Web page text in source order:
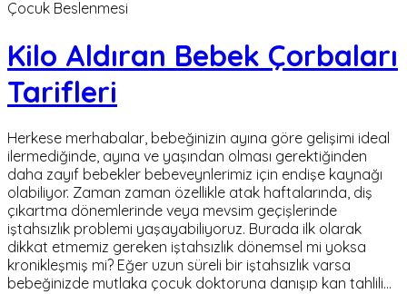
Çocuk Beslenmesi
Kilo Aldıran Bebek Çorbaları
Tarifleri
Herkese merhabalar, bebeğinizin ayına göre gelişimi ideal
ilermediğinde, ayına ve yaşından olması gerektiğinden
daha zayıf bebekler bebeveynlerimiz için endişe kaynağı
olabiliyor. Zaman zaman özellikle atak haftalarında, diş
çıkartma dönemlerinde veya mevsim geçişlerinde
iştahsızlık problemi yaşayabiliyoruz. Burada ilk olarak
dikkat etmemiz gereken iştahsızlık dönemsel mi yoksa
kronikleşmiş mi? Eğer uzun süreli bir iştahsızlık varsa
bebeğinizde mutlaka çocuk doktoruna danışıp kan tahlili…